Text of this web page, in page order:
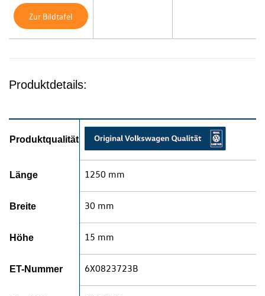
Zur Bildtafel
Produktdetails:
Produktqualität
Länge 1250 mm
Breite 30 mm
Höhe 15 mm
ET-Nummer 6X0823723B